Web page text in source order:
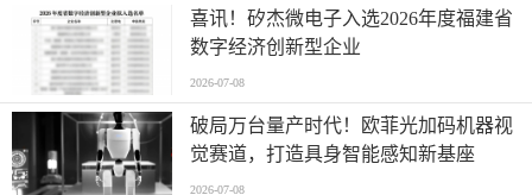
喜讯！矽杰微电子入选2026年度福建省
数字经济创新型企业
2026-07-08
破局万台量产时代！欧菲光加码机器视
觉赛道，打造具身智能感知新基座
2026-07-08